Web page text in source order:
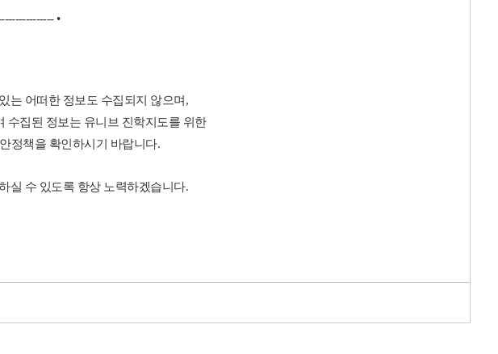
•
는 어떠한 정보도 수집되지 않으며 ,
수집된 정보는 유니브 진학지도를 위한
정책을 확인하시기 바랍니다.
실 수 있도록 항상 노력하겠습니다.